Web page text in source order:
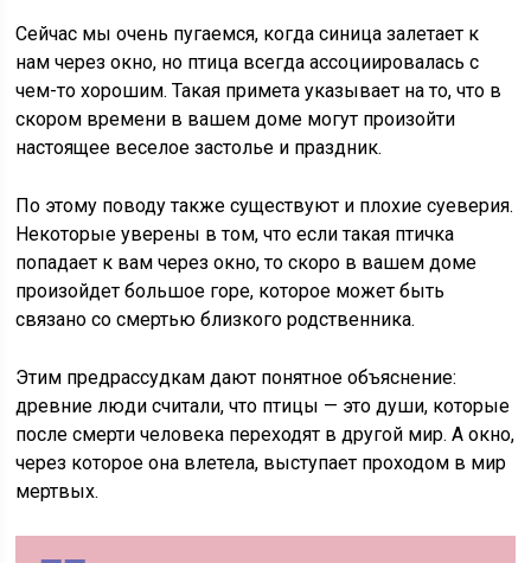
Сейчас мы очень пугаемся, когда синица залетает к
нам через окно, но птица всегда ассоциировалась с
чем-то хорошим. Такая примета указывает на то, что в
скором времени в вашем доме могут произойти
настоящее веселое застолье и праздник.
По этому поводу также существуют и плохие суеверия.
Некоторые уверены в том, что если такая птичка
попадает к вам через окно, то скоро в вашем доме
произойдет большое горе, которое может быть
связано со смертью близкого родственника.
Этим предрассудкам дают понятное объяснение:
древние люди считали, что птицы — это души, которые
после смерти человека переходят в другой мир. А окно,
через которое она влетела, выступает проходом в мир
мертвых.